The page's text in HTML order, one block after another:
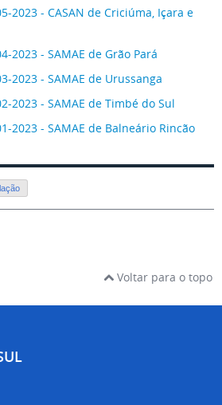
2023 - CASAN de Criciúma, Içara e
2023 - SAMAE de Grão Pará
2023 - SAMAE de Urussanga
2023 - SAMAE de Timbé do Sul
2023 - SAMAE de Balneário Rincão
Voltar para o topo